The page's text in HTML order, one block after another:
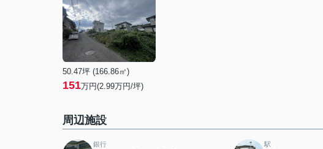
50.47坪 (166.86㎡)
151万円(2.99万円/坪)
周辺施設
銀行 駅